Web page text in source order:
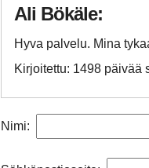
Ali Bökäle:
Hyva palvelu. Mina
Kirjoitettu: 1498 päivää
Nimi: